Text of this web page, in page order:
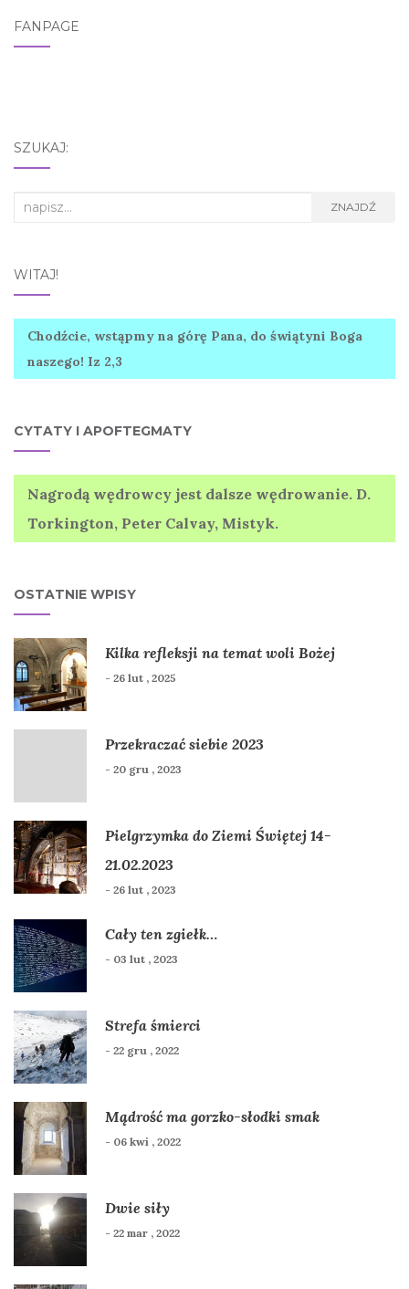
FANPAGE
SZUKAJ:
Search
ZNAJDŹ
WITAJ!
Chodźcie, wstąpmy na górę Pana, do świątyni Boga
naszego! Iz 2,3
CYTATY I APOFTEGMATY
Nagrodą wędrowcy jest dalsze wędrowanie. D.
Torkington, Peter Calvay, Mistyk.
OSTATNIE WPISY
Kilka refleksji na temat woli Bożej
- 26 lut , 2025
Przekraczać siebie 2023
- 20 gru , 2023
Pielgrzymka do Ziemi Świętej 14-
21.02.2023
- 26 lut , 2023
Cały ten zgiełk…
- 03 lut , 2023
Strefa śmierci
- 22 gru , 2022
Mądrość ma gorzko-słodki smak
- 06 kwi , 2022
Dwie siły
- 22 mar , 2022